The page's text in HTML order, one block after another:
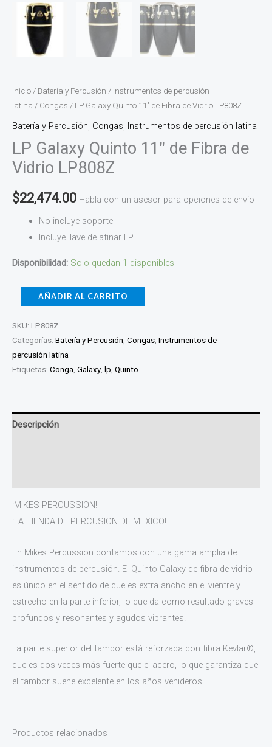
Inicio / Batería y Percusión / Instrumentos de percusión
latina / Congas / LP Galaxy Quinto 11″ de Fibra de Vidrio LP808Z
Batería y Percusión Congas Instrumentos de percusión latina
LP Galaxy Quinto 11″ de Fibra de
Vidrio LP808Z
$22,474.00 Habla con un asesor para opciones de envío
No incluye soporte
Incluye llave de afinar LP
Disponibilidad: Solo quedan 1 disponibles
AÑADIR AL CARRITO
SKU: LP808Z
Categorías: Batería y Percusión Congas Instrumentos de
percusión latina
Etiquetas: Conga Galaxy lp Quinto
Descripción
¡MIKES PERCUSSION!
¡LA TIENDA DE PERCUSION DE MEXICO!
En Mikes Percussion contamos con una gama amplia de
instrumentos de percusión. El Quinto Galaxy de fibra de vidrio
es único en el sentido de que es extra ancho en el vientre y
estrecho en la parte inferior, lo que da como resultado graves
profundos y resonantes y agudos vibrantes.
La parte superior del tambor está reforzada con fibra Kevlar®,
que es dos veces más fuerte que el acero, lo que garantiza que
el tambor suene excelente en los años venideros.
Productos relacionados